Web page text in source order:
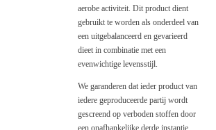
aerobe activiteit. Dit product dient
gebruikt te worden als onderdeel van
een uitgebalanceerd en gevarieerd
dieet in combinatie met een
evenwichtige levensstijl.
We garanderen dat ieder product van
iedere geproduceerde partij wordt
gescreend op verboden stoffen door
een onafhankelijke derde instantie.